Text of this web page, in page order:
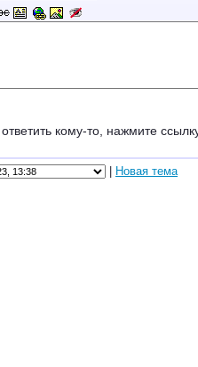
кому-то, нажмите
Новая тема